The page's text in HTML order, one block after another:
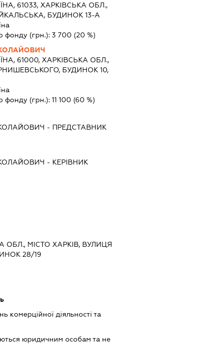
61033, ХАРКІВСЬКА ОБЛ.,
БУДИНОК 13-А
фонду (грн.):3 700 (20 %)
61000, ХАРКІВСЬКА ОБЛ.,
БУДИНОК 10,
фонду (грн.):11 100 (60 %)
- ПРЕДСТАВНИК
- КЕРІВНИК
ОБЛ., МІСТО ХАРКІВ, ВУЛИЦЯ
28/19
комерційної діяльності та
юридичним особам та не